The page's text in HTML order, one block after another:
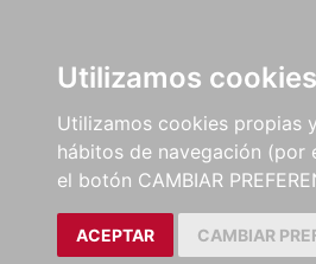
Utilizamos cookies
Utilizamos cookies propias
hábitos de navegación (por
el botón CAMBIAR
ACEPTAR CAMBIAR